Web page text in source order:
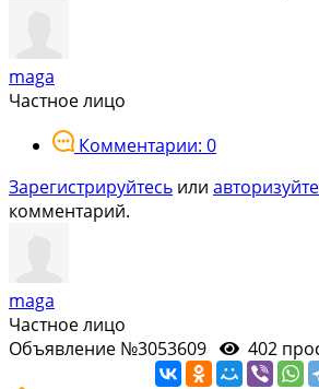
maga
Частное лицо
Комментарии: 0
Зарегистрируйтесь или
комментарий.
maga
Частное лицо
Объявление №3053609
402